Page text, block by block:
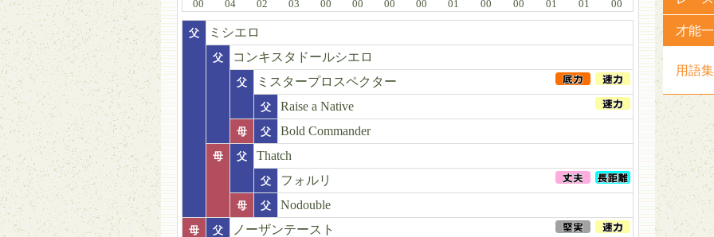
00 04 02 03 00 00 00 00 01 00 00 01 01 00
父 ミシエロ
父 コンキスタドールシエロ
父 ミスタープロスペクター
父 Raise a Native
母 父 Bold Commander
母 父 Thatch
父 フォルリ
母 父 Nodouble
母 父 ノーザンテースト
才能
用語集